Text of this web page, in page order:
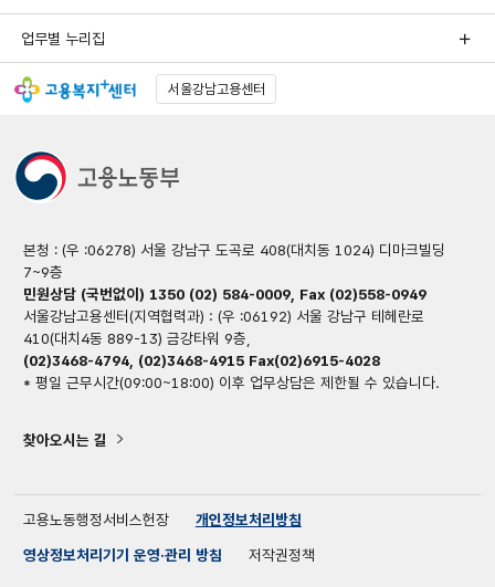
업무별 누리집
서울강남고용센터
본청 : (우 :06278) 서울 강남구 도곡로 408(대치동 1024) 디마크빌딩
7~9층
민원상담 (국번없이) 1350 (02) 584-0009, Fax (02)558-0949
서울강남고용센터(지역협력과) : (우 :06192) 서울 강남구 테헤란로
410(대치4동 889-13) 금강타워 9층,
(02)3468-4794, (02)3468-4915 Fax(02)6915-4028
* 평일 근무시간(09:00~18:00) 이후 업무상담은 제한될 수 있습니다.
찾아오시는 길
고용노동행정서비스헌장
개인정보처리방침
영상정보처리기기 운영·관리 방침
저작권정책